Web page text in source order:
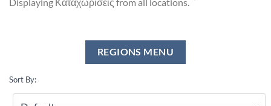
Sort By: